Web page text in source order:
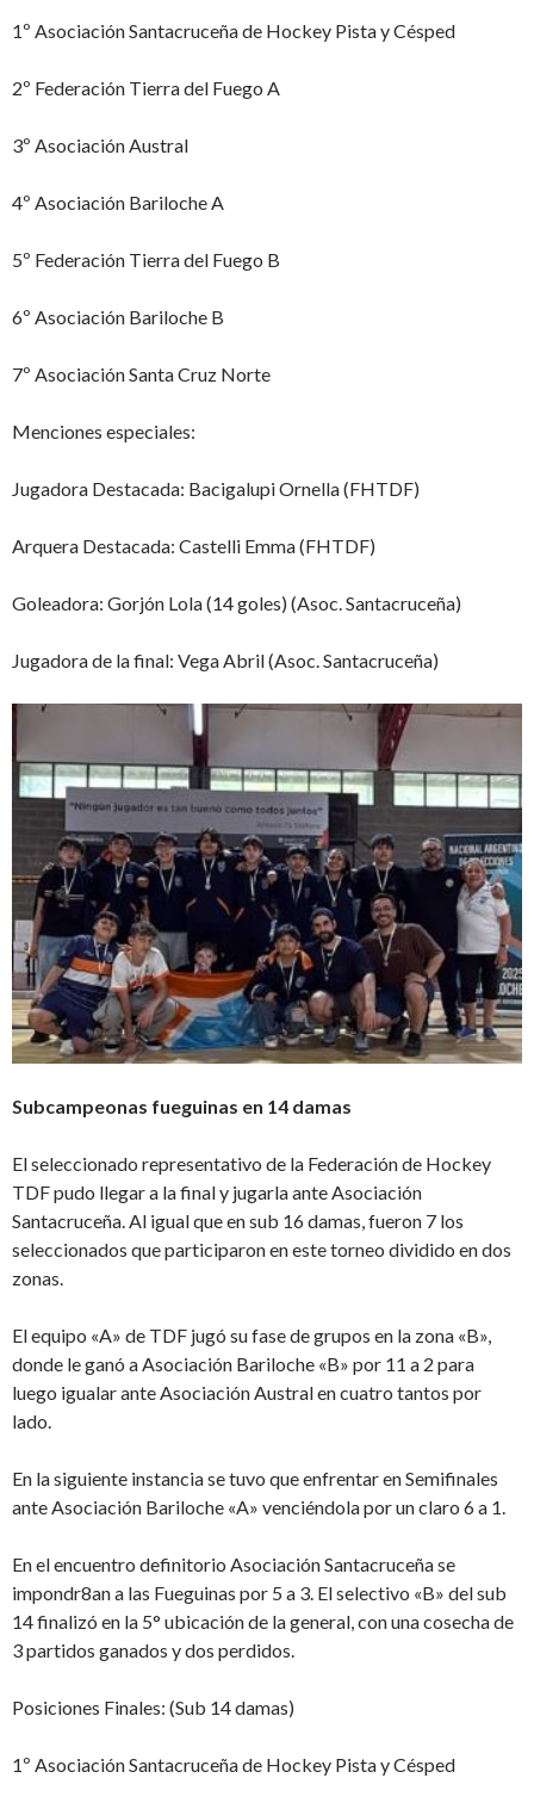
1º Asociación Santacruceña de Hockey Pista y Césped
2º Federación Tierra del Fuego A
3º Asociación Austral
4º Asociación Bariloche A
5º Federación Tierra del Fuego B
6º Asociación Bariloche B
7º Asociación Santa Cruz Norte
Menciones especiales:
Jugadora Destacada: Bacigalupi Ornella (FHTDF)
Arquera Destacada: Castelli Emma (FHTDF)
Goleadora: Gorjón Lola (14 goles) (Asoc. Santacruceña)
Jugadora de la final: Vega Abril (Asoc. Santacruceña)
Subcampeonas fueguinas en 14 damas
El seleccionado representativo de la Federación de Hockey
TDF pudo llegar a la final y jugarla ante Asociación
Santacruceña. Al igual que en sub 16 damas, fueron 7 los
seleccionados que participaron en este torneo dividido en dos
zonas.
El equipo «A» de TDF jugó su fase de grupos en la zona «B»,
donde le ganó a Asociación Bariloche «B» por 11 a 2 para
luego igualar ante Asociación Austral en cuatro tantos por
lado.
En la siguiente instancia se tuvo que enfrentar en Semifinales
ante Asociación Bariloche «A» venciéndola por un claro 6 a 1.
En el encuentro definitorio Asociación Santacruceña se
impondr8an a las Fueguinas por 5 a 3. El selectivo «B» del sub
14 finalizó en la 5° ubicación de la general, con una cosecha de
3 partidos ganados y dos perdidos.
Posiciones Finales: (Sub 14 damas)
1º Asociación Santacruceña de Hockey Pista y Césped